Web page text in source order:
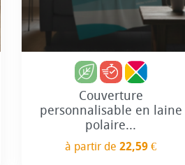
Personnalisation incluse
Couverture
personnalisable en laine
polaire...
à partir de 22,59 €